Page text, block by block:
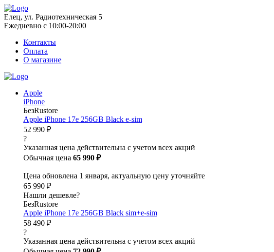
Елец, ул. Радиотехническая 5
Ежедневно с 10:00-20:00
Контакты
Оплата
О магазине
Apple
iPhone
БезRustore
Apple iPhone 17e 256GB Black e-sim
52 990 ₽
?
Указанная цена действительна с учетом всех акций
Обычная цена 65 990 ₽
Цена обновлена 1 января, актуальную цену уточняйте
65 990 ₽
Нашли дешевле?
БезRustore
Apple iPhone 17e 256GB Black sim+e-sim
58 490 ₽
?
Указанная цена действительна с учетом всех акций